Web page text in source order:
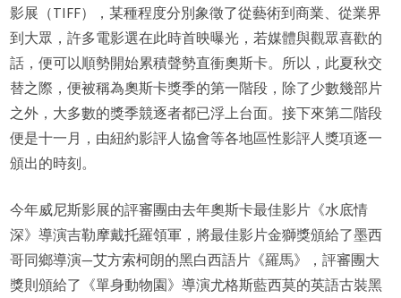
影展（TIFF），某種程度分別象徵了從藝術到商業、從業界
到大眾，許多電影選在此時首映曝光，若媒體與觀眾喜歡的
話，便可以順勢開始累積聲勢直衝奧斯卡。所以，此夏秋交
替之際，便被稱為奧斯卡獎季的第一階段，除了少數幾部片
之外，大多數的獎季競逐者都已浮上台面。接下來第二階段
便是十一月，由紐約影評人協會等各地區性影評人獎項逐一
頒出的時刻。
今年威尼斯影展的評審團由去年奧斯卡最佳影片《水底情
深》導演吉勒摩戴托羅領軍，將最佳影片金獅獎頒給了墨西
哥同鄉導演—艾方索柯朗的黑白西語片《羅馬》，評審團大
獎則頒給了《單身動物園》導演尤格斯藍西莫的英語古裝黑